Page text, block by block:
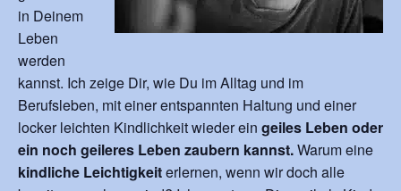
in Deinem
Leben
werden
kannst. Ich zeige Dir, wie Du im Alltag und im
Berufsleben, mit einer entspannten Haltung und einer
locker leichten Kindlichkeit wieder ein geiles Leben oder
ein noch geileres Leben zaubern kannst.Warum eine
kindliche Leichtigkeiterlernen, wenn wir doch alle